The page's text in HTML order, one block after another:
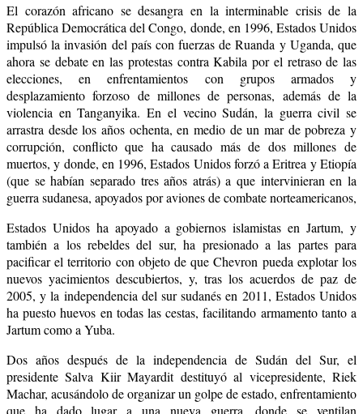
El corazón africano se desangra en la interminable crisis de la
República Democrática del Congo, donde, en 1996, Estados Unidos
impulsó la invasión del país con fuerzas de Ruanda y Uganda, que
ahora se debate en las protestas contra Kabila por el retraso de las
elecciones, en enfrentamientos con grupos armados y
desplazamiento forzoso de millones de personas, además de la
violencia en Tanganyika. En el vecino Sudán, la guerra civil se
arrastra desde los años ochenta, en medio de un mar de pobreza y
corrupción, conflicto que ha causado más de dos millones de
muertos, y donde, en 1996, Estados Unidos forzó a Eritrea y Etiopía
(que se habían separado tres años atrás) a que intervinieran en la
guerra sudanesa, apoyados por aviones de combate norteamericanos,
Estados Unidos ha apoyado a gobiernos islamistas en Jartum, y
también a los rebeldes del sur, ha presionado a las partes para
pacificar el territorio con objeto de que Chevron pueda explotar los
nuevos yacimientos descubiertos, y, tras los acuerdos de paz de
2005, y la independencia del sur sudanés en 2011, Estados Unidos
ha puesto huevos en todas las cestas, facilitando armamento tanto a
Jartum como a Yuba.
Dos años después de la independencia de Sudán del Sur, el
presidente Salva Kiir Mayardit destituyó al vicepresidente, Riek
Machar, acusándolo de organizar un golpe de estado, enfrentamiento
que ha dado lugar a una nueva guerra, donde se ventilan